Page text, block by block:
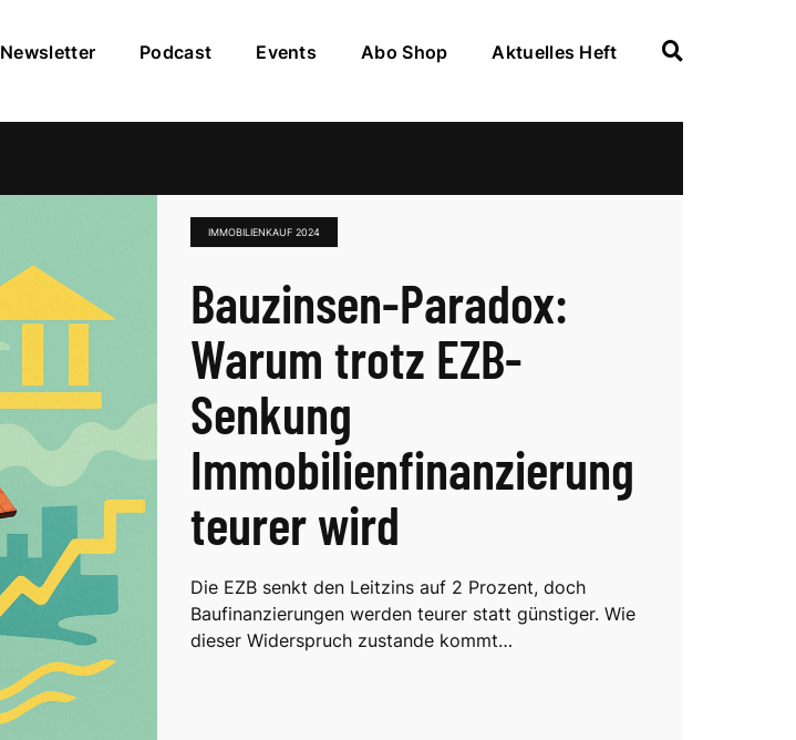
Newsletter Podcast Events Abo Shop Aktuelles Heft
IMMOBILIENKAUF 2024
Bauzinsen-Paradox:
Warum trotz EZB-
Senkung
Immobilienfinanzierung
teurer wird
Die EZB senkt den Leitzins auf 2 Prozent, doch
Baufinanzierungen werden teurer statt günstiger. Wie
dieser Widerspruch zustande kommt…